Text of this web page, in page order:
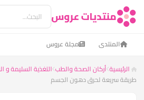
منتديات عروس
المنتدى مجلة عروس
الرئيسية أركان الصحة والطب التغذية السليمة و
طريقة سريعة لحرق دهون الجسم